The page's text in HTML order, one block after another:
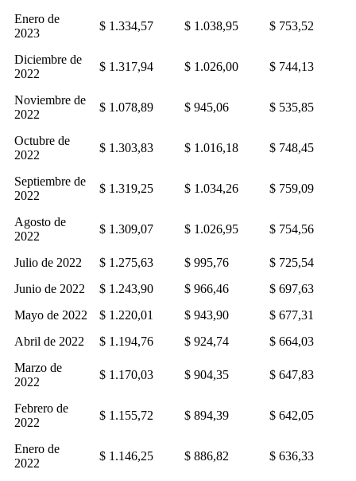
Enero de
2023
$ 1.334,57 $ 1.038,95 $ 753,52
Diciembre de
2022
$ 1.317,94 $ 1.026,00 $ 744,13
Noviembre de
2022
$ 1.078,89 $ 945,06 $ 535,85
Octubre de
2022
$ 1.303,83 $ 1.016,18 $ 748,45
Septiembre de
2022
$ 1.319,25 $ 1.034,26 $ 759,09
Agosto de
2022
$ 1.309,07 $ 1.026,95 $ 754,56
Julio de 2022 $ 1.275,63 $ 995,76
$ 725,54
Junio de 2022
$ 1.243,90 $ 966,46
$ 697,63
Mayo de 2022
$ 1.220,01 $ 943,90
$ 677,31
Abril de 2022
$ 1.194,76 $ 924,74
$ 664,03
Marzo de
2022
$ 1.170,03 $ 904,35 $ 647,83
Febrero de
2022
$ 1.155,72 $ 894,39 $ 642,05
Enero de
2022
$ 1.146,25 $ 886,82 $ 636,33